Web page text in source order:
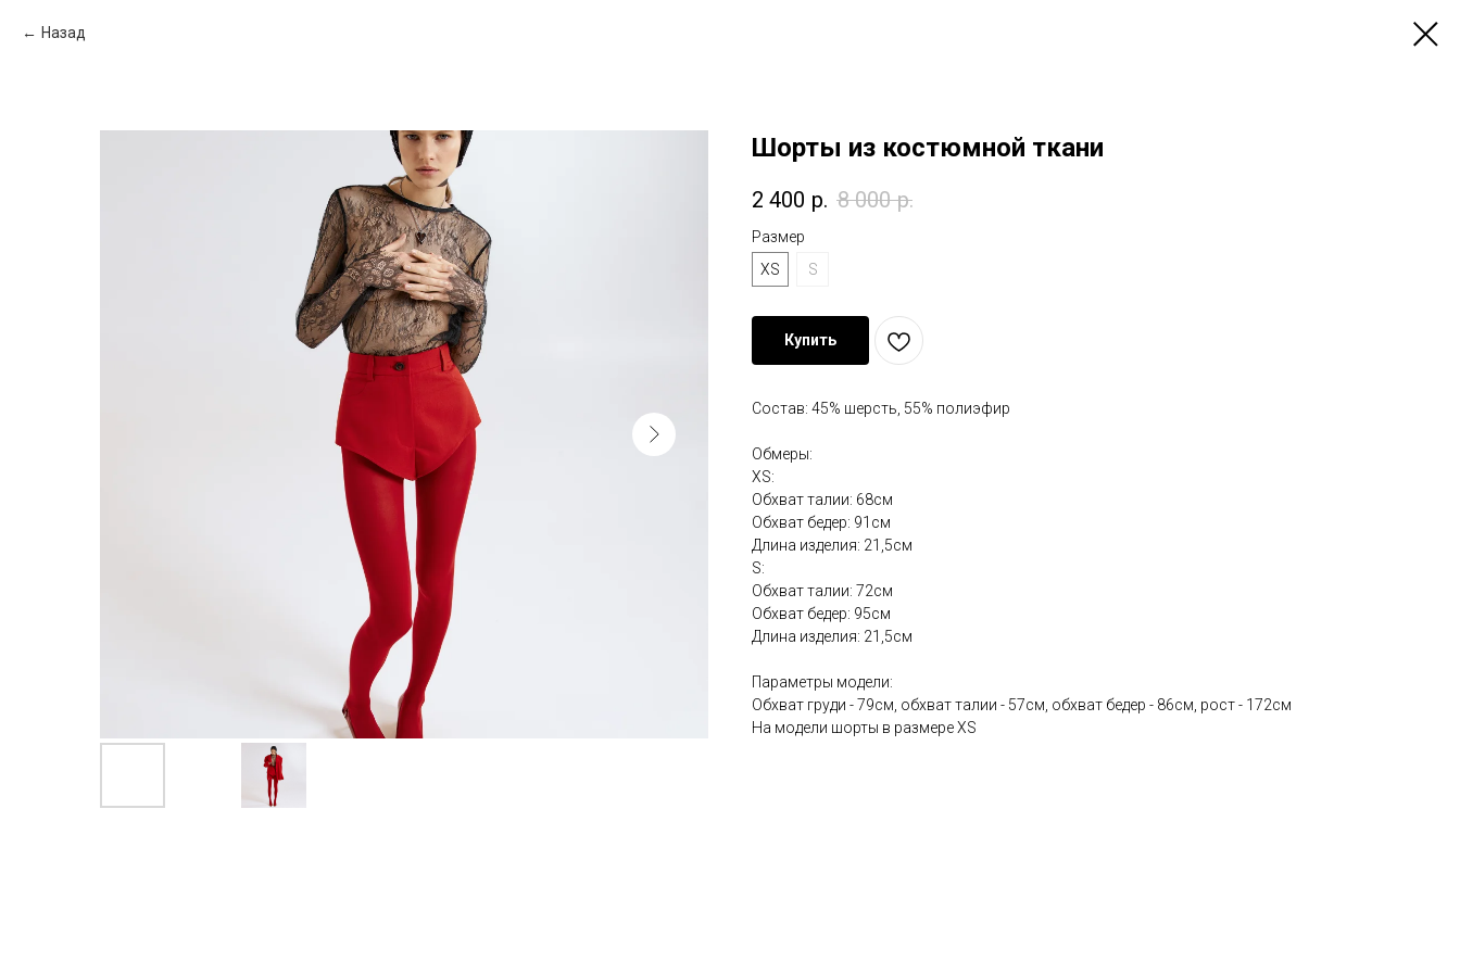
Назад
Шорты из костюмной ткани
2 400 р. 8 000 р.
Размер
XS
S
Купить
Состав: 45% шерсть, 55% полиэфир
Обмеры:
XS:
Обхват талии: 68см
Обхват бедер: 91см
Длина изделия: 21,5см
S:
Обхват талии: 72см
Обхват бедер: 95см
Длина изделия: 21,5см
Параметры модели:
Обхват груди - 79см, обхват талии - 57см, обхват бедер - 86см, рост - 172см
На модели шорты в размере XS